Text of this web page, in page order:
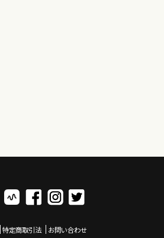
特定商取引法 お問い合わせ